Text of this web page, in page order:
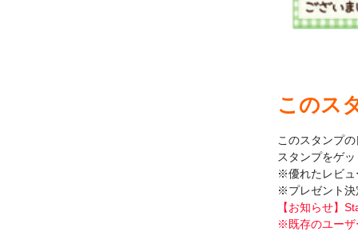
このス
このスタンプ
スタンプをゲ
※優れたレビュ
※プレゼント決
【お知らせ】
※既存のユーザ